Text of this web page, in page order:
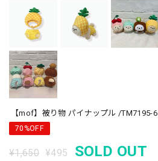
【mof】被り物 パイナップル /TM7195-6
70%OFF
¥1,650 ¥495 SOLD OUT